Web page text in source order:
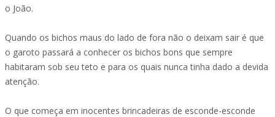
o João.
Quando os bichos maus do lado de fora não o deixam sair é que
o garoto passará a conhecer os bichos bons que sempre
habitaram sob seu teto e para os quais nunca tinha dado a devida
atenção.
O que começa em inocentes brincadeiras de esconde-esconde